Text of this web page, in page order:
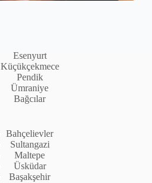
Esenyurt
Küçükçekmece
Pendik
Ümraniye
Bağcılar
Bahçelievler
Sultangazi
Maltepe
Üsküdar
Başakşehir